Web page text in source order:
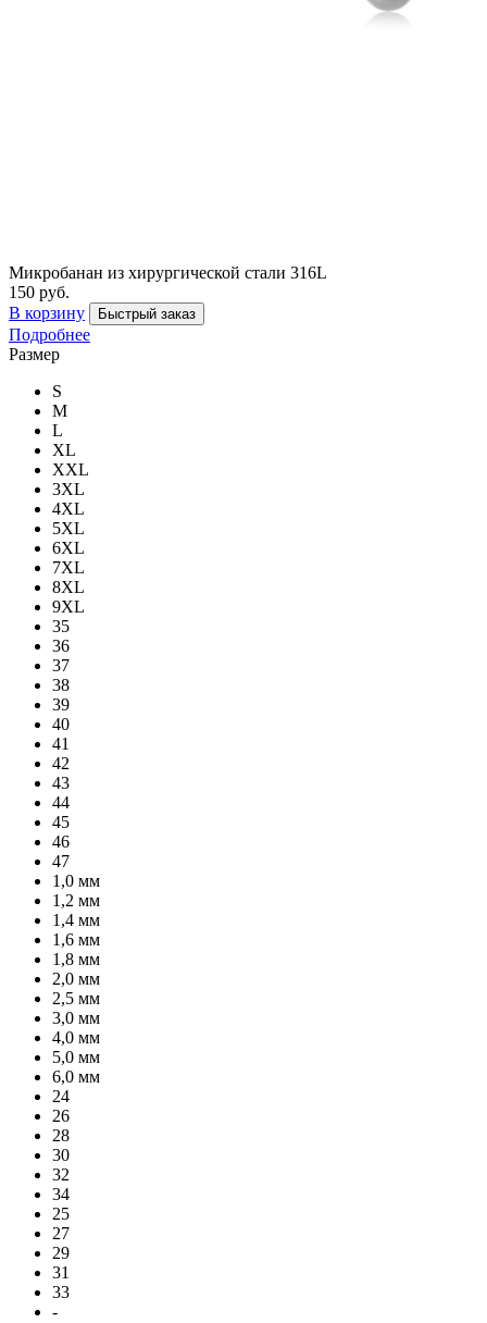
Микробанан из хирургической стали 316L
150 руб.
В корзину
Быстрый заказ
Подробнее
Размер
S
M
L
XL
XXL
3XL
4XL
5XL
6XL
7XL
8XL
9XL
35
36
37
38
39
40
41
42
43
44
45
46
47
1,0 мм
1,2 мм
1,4 мм
1,6 мм
1,8 мм
2,0 мм
2,5 мм
3,0 мм
4,0 мм
5,0 мм
6,0 мм
24
26
28
30
32
34
25
27
29
31
33
-